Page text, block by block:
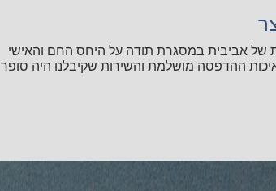
של אביבית במסגרת תודה על היחס החם והאישי
ההדפסה מושלמת והשירות שקיבלנו היה סופר